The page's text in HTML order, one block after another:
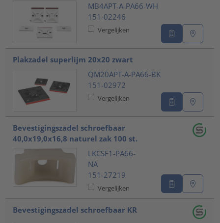
MB4APT-A-PA66-WH
151-02246
Vergelijken
Plakzadel superlijm 20x20 zwart
QM20APT-A-PA66-BK
151-02972
Vergelijken
Bevestigingszadel schroefbaar
40,0x19,0x16,8 naturel zak 100 st.
LKCSF1-PA66-
NA
151-27219
Vergelijken
Bevestigingszadel schroefbaar KR